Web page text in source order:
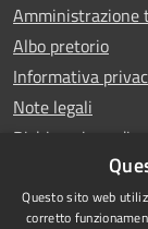
Amministrazione
Albo pretorio
Informativa
Note legali
Dichiarazione di
Questo sito web
corretto